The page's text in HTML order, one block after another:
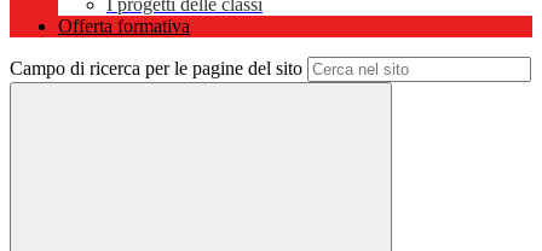
I progetti delle classi
Offerta formativa
Campo di ricerca per le pagine del sito